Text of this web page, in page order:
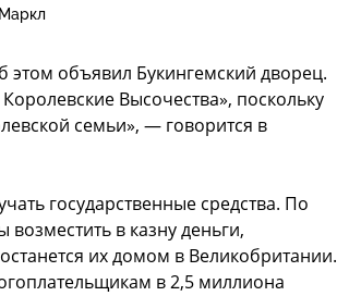
объявил Букингемский дворец.
Высочества», поскольку
семьи», — говорится в
государственные средства. По
в казну деньги,
их домом в Великобритании.
в 2,5 миллиона